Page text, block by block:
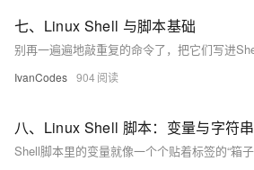
七、Linux Shell 与脚本基础
IvanCodes 904
八、Linux Shell 脚本：变量与字符串